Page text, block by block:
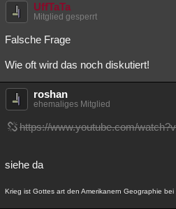
UffTaTa
Mitglied gesperrt
Falsche Frage
Wie oft wird das noch diskutiert!
roshan
ehemaliges Mitglied
https://www.youtube.com/
siehe da
Krieg ist Gottes art den Amerikanern Geographie bei